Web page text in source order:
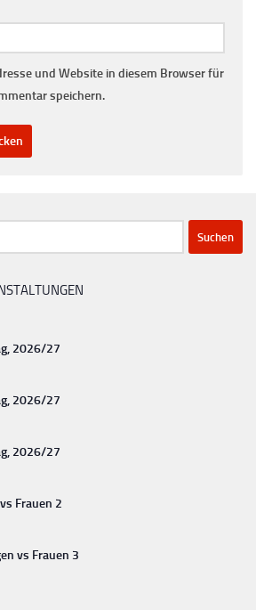
und Website in diesem Browser für
speichern.
2026/27
2026/27
2026/27
Frauen 2
vs Frauen 3